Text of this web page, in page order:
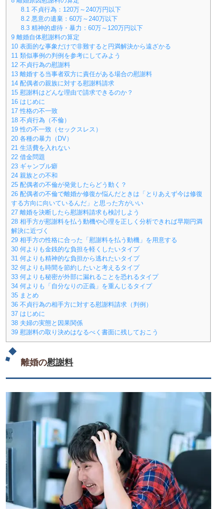
8.1 不貞行為：120万～240万円以下
8.2 悪意の遺棄：60万～240万以下
8.3 精神的虐待・暴力：60万～120万円以下
9 離婚自体慰謝料の算定
10 表面的な事象だけで非難すると円満解決から遠ざかる
11 類似事例の判例を参考にしてみよう
12 不貞行為の慰謝料
13 離婚する当事者双方に責任がある場合の慰謝料
14 配偶者の親族に対する慰謝料請求
15 慰謝料はどんな理由で請求できるのか？
16 はじめに
17 性格の不一致
18 不貞行為（不倫）
19 性の不一致（セックスレス）
20 各種の暴力（DV）
21 生活費を入れない
22 借金問題
23 ギャンブル癖
24 親族との不和
25 配偶者の不倫が発覚したらどう動く？
26 配偶者の不倫で離婚か修復か悩んだときは「とりあえず今は修復
する方向に向いているんだ」と思った方がいい
27 離婚を決断したら慰謝料請求も検討しよう
28 相手方が慰謝料を払う動機や心理を正しく分析できれば早期円満
解決に近づく
29 相手方の性格に合った「慰謝料を払う動機」を用意する
30 何よりも金銭的な負担を軽くしたいタイプ
31 何よりも精神的な負担から逃れたいタイプ
32 何よりも時間を節約したいと考えるタイプ
33 何よりも秘密が外部に漏れることを恐れるタイプ
34 何よりも「自分なりの正義」を重んじるタイプ
35 まとめ
36 不貞行為の相手方に対する慰謝料請求（判例）
37 はじめに
38 夫婦の実態と因果関係
39 慰謝料の取り決めはなるべく書面に残しておこう
離婚の慰謝料